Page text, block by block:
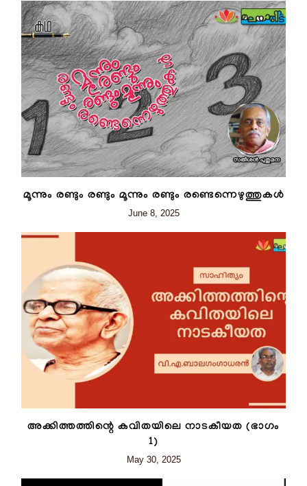
മൂന്നും രണ്ടും രണ്ടും മൂന്നും രണ്ടും രണ്ടെന്നെഴുത്തുകൾ
June 8, 2025
അക്കിത്തത്തിന്റെ കവിതയിലെ നാടകീയത (ഭാഗം
1)
May 30, 2025